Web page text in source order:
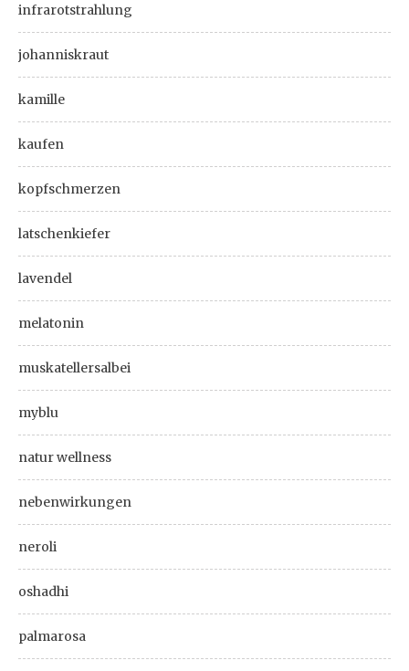
infrarotstrahlung
johanniskraut
kamille
kaufen
kopfschmerzen
latschenkiefer
lavendel
melatonin
muskatellersalbei
myblu
natur wellness
nebenwirkungen
neroli
oshadhi
palmarosa